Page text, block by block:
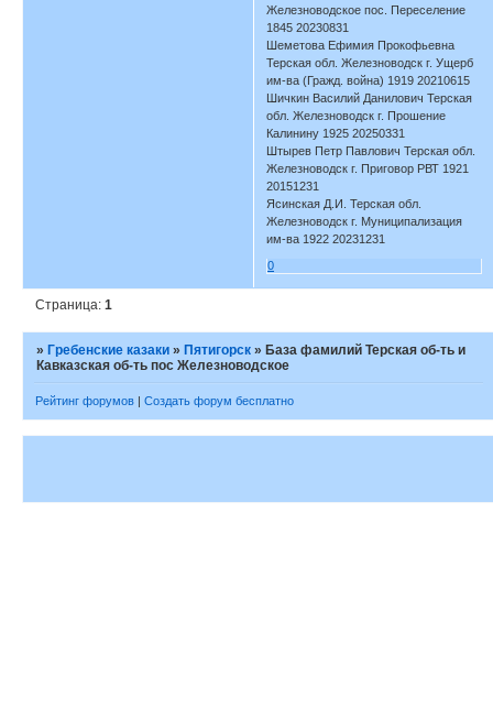
Железноводское пос. Переселение
1845 20230831
Шеметова Ефимия Прокофьевна
Терская обл. Железноводск г. Ущерб
им-ва (Гражд. война) 1919 20210615
Шичкин Василий Данилович Терская
обл. Железноводск г. Прошение
Калинину 1925 20250331
Штырев Петр Павлович Терская обл.
Железноводск г. Приговор РВТ 1921
20151231
Ясинская Д.И. Терская обл.
Железноводск г. Муниципализация
им-ва 1922 20231231
0
Страница:1
» Гребенские казаки » Пятигорск » База фамилий Терская об-ть и
Кавказская об-ть пос Железноводское
Рейтинг форумов | Создать форум бесплатно